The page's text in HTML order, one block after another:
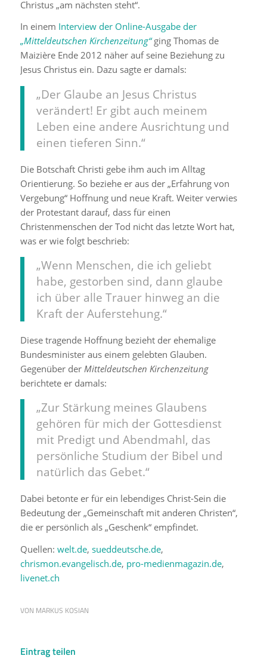
Christus „am nächsten steht“.
In einem Interview der Online-Ausgabe der
„Mitteldeutschen Kirchenzeitung“ging Thomas de
Maizière Ende 2012 näher auf seine Beziehung zu
Jesus Christus ein. Dazu sagte er damals:
„Der Glaube an Jesus Christus
verändert! Er gibt auch meinem
Leben eine andere Ausrichtung und
einen tieferen Sinn.“
Die Botschaft Christi gebe ihm auch im Alltag
Orientierung. So beziehe er aus der „Erfahrung von
Vergebung“ Hoffnung und neue Kraft. Weiter verwies
der Protestant darauf, dass für einen
Christenmenschen der Tod nicht das letzte Wort hat,
was er wie folgt beschrieb:
„Wenn Menschen, die ich geliebt
habe, gestorben sind, dann glaube
ich über alle Trauer hinweg an die
Kraft der Auferstehung.“
Diese tragende Hoffnung bezieht der ehemalige
Bundesminister aus einem gelebten Glauben.
Gegenüber der Mitteldeutschen Kirchenzeitung
berichtete er damals:
„Zur Stärkung meines Glaubens
gehören für mich der Gottesdienst
mit Predigt und Abendmahl, das
persönliche Studium der Bibel und
natürlich das Gebet.“
Dabei betonte er für ein lebendiges Christ-Sein die
Bedeutung der „Gemeinschaft mit anderen Christen“,
die er persönlich als „Geschenk“ empfindet.
Quellen: welt.de, sueddeutsche.de,
chrismon.evangelisch.de, pro-medienmagazin.de,
livenet.ch
VON MARKUS KOSIAN
Eintrag teilen